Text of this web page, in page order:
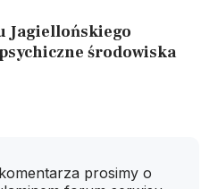
Jagiellońskiego
środowiska
prosimy o